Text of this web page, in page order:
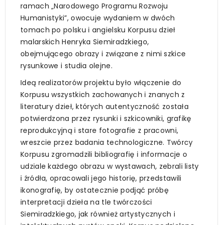
ramach „Narodowego Programu Rozwoju
Humanistyki”, owocuje wydaniem w dwóch
tomach po polsku i angielsku Korpusu dzieł
malarskich Henryka Siemiradzkiego,
obejmującego obrazy i związane z nimi szkice
rysunkowe i studia olejne.
Ideą realizatorów projektu było włączenie do
Korpusu wszystkich zachowanych i znanych z
literatury dzieł, których autentyczność została
potwierdzona przez rysunki i szkicowniki, grafikę
reprodukcyjną i stare fotografie z pracowni,
wreszcie przez badania technologiczne. Twórcy
Korpusu zgromadzili bibliografię i informacje o
udziale każdego obrazu w wystawach, zebrali listy
i źródła, opracowali jego historię, przedstawili
ikonografię, by ostatecznie podjąć próbę
interpretacji dzieła na tle twórczości
Siemiradzkiego, jak również artystycznych i